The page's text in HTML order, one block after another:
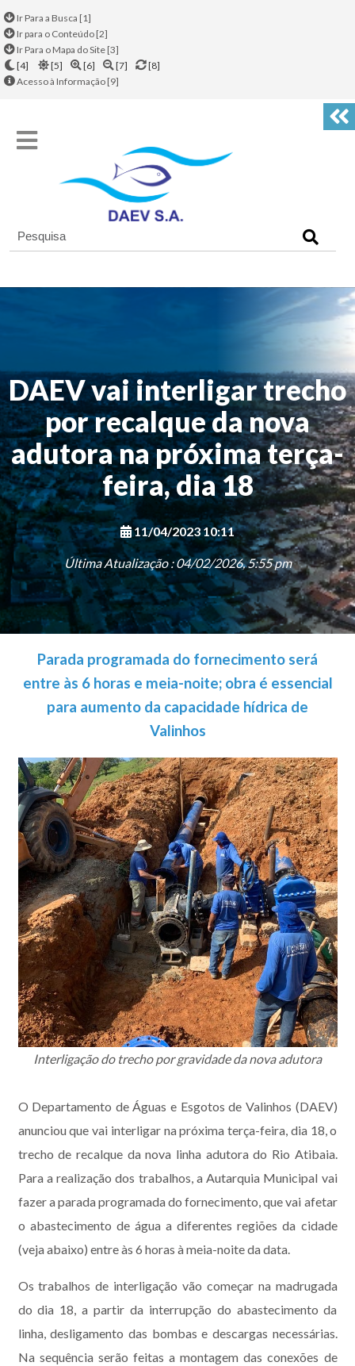
Ir Para a Busca [1]
Ir para o Conteúdo [2]
Ir Para o Mapa do Site [3]
[4]
[5] [6] [7]
[8]
Acesso à Informação [9]
DAEV vai interligar trecho
por recalque da nova
adutora na próxima terça-
feira, dia 18
11/04/2023 10:11
Última Atualização : 04/02/2026, 5:55 pm
Parada programada do fornecimento será
entre às 6 horas e meia-noite; obra é essencial
para aumento da capacidade hídrica de
Valinhos
Interligação do trecho por gravidade da nova adutora
O Departamento de Águas e Esgotos de Valinhos (DAEV)
anunciou que vai interligar na próxima terça-feira, dia 18, o
trecho de recalque da nova linha adutora do Rio Atibaia.
Para a realização dos trabalhos, a Autarquia Municipal vai
fazer a parada programada do fornecimento, que vai afetar
o abastecimento de água a diferentes regiões da cidade
(veja abaixo) entre às 6 horas à meia-noite da data.
Os trabalhos de interligação vão começar na madrugada
do dia 18, a partir da interrupção do abastecimento da
linha, desligamento das bombas e descargas necessárias.
Na sequência serão feitas a montagem das conexões de